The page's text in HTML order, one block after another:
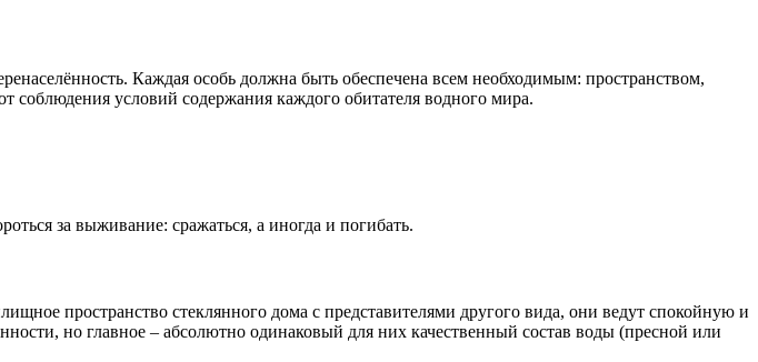
Каждая особь должна быть обеспечена всем необходимым: пространством,
соблюдения условий содержания каждого обитателя водного мира.
за выживание: сражаться, а иногда и погибать.
пространство стеклянного дома с представителями другого вида, они ведут спокойную и
но главное – абсолютно одинаковый для них качественный состав воды (пресной или